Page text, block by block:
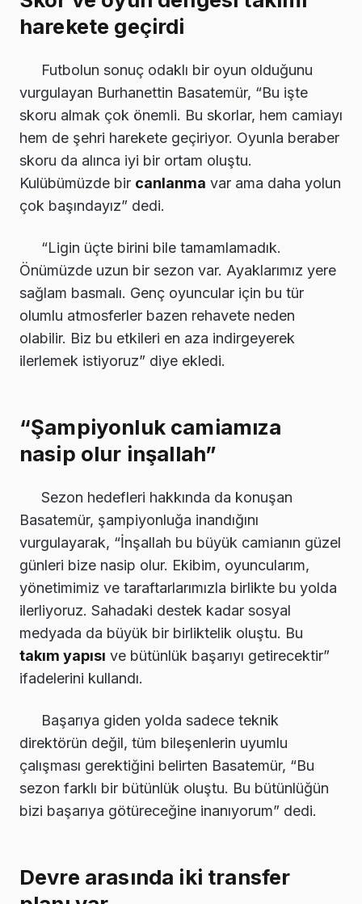
harekete geçirdi
Futbolun sonuç odaklı bir oyun olduğunu
vurgulayan Burhanettin Basatemür, “Bu işte
skoru almak çok önemli. Bu skorlar, hem camiayı
hem de şehri harekete geçiriyor. Oyunla beraber
skoru da alınca iyi bir ortam oluştu.
Kulübümüzde bir canlanma var ama daha yolun
çok başındayız” dedi.
“Ligin üçte birini bile tamamlamadık.
Önümüzde uzun bir sezon var. Ayaklarımız yere
sağlam basmalı. Genç oyuncular için bu tür
olumlu atmosferler bazen rehavete neden
olabilir. Biz bu etkileri en aza indirgeyerek
ilerlemek istiyoruz” diye ekledi.
“Şampiyonluk camiamıza
nasip olur inşallah”
Sezon hedefleri hakkında da konuşan
Basatemür, şampiyonluğa inandığını
vurgulayarak, “İnşallah bu büyük camianın güzel
günleri bize nasip olur. Ekibim, oyuncularım,
yönetimimiz ve taraftarlarımızla birlikte bu yolda
ilerliyoruz. Sahadaki destek kadar sosyal
medyada da büyük bir birliktelik oluştu. Bu
takım yapısı ve bütünlük başarıyı getirecektir”
ifadelerini kullandı.
Başarıya giden yolda sadece teknik
direktörün değil, tüm bileşenlerin uyumlu
çalışması gerektiğini belirten Basatemür, “Bu
sezon farklı bir bütünlük oluştu. Bu bütünlüğün
bizi başarıya götüreceğine inanıyorum” dedi.
Devre arasında iki transfer